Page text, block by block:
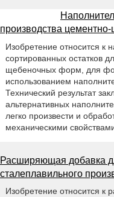
производства
Изобретение относится к
сортированных остатков
щебеночных форм, для
использованием
Технический результат
альтернативных
легко произвести и
механическими
Расширяющая добавка
сталеплавильного
Изобретение относится к